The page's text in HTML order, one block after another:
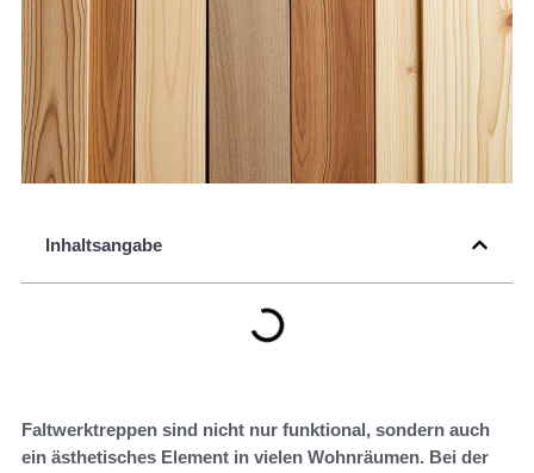
Inhaltsangabe
Faltwerktreppen sind nicht nur funktional, sondern auch
ein ästhetisches Element in vielen Wohnräumen. Bei der